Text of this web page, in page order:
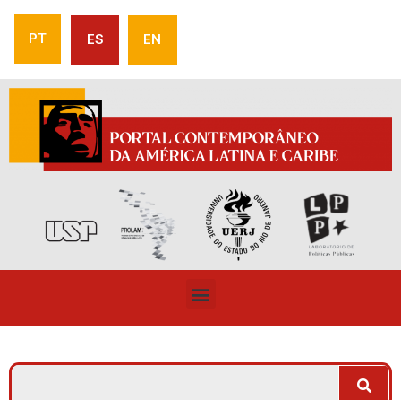
PT ES EN